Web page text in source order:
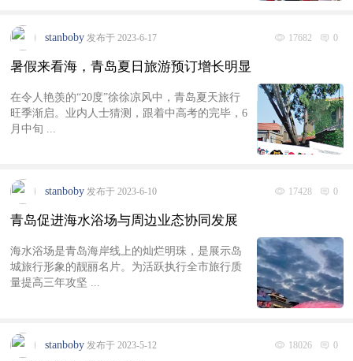
17682 0
stanboby 发布于 2023-6-17
暑假来看海，青岛夏日旅游预订增长明显
在令人艳羡的“20度”徐徐凉风中，青岛夏天旅行
旺季渐启。业内人士猜测，跟着中高考的完毕，6
月中旬 ...
17428 0
stanboby 发布于 2023-6-10
青岛促进海水浴场与周边业态协同发展
海水浴场是青岛海岸线上的灿烂明珠，是展示岛
城旅行形象的靓丽名片。为活跃执行全市旅行质
量提高三年攻坚 ...
18026 0
stanboby 发布于 2023-5-12